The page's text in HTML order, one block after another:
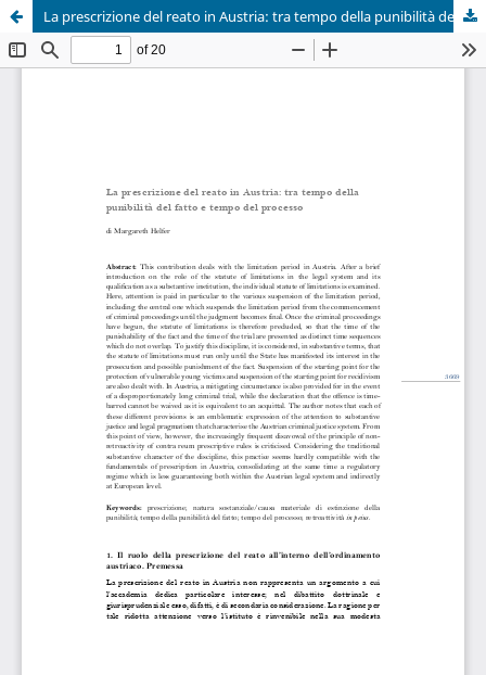
La prescrizione del reato in Austria: tra tempo della punibilità del fatto e tempo del processo